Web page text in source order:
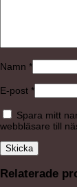
Namn *
E-post *
Spara mitt
webbläsare till
Relaterade